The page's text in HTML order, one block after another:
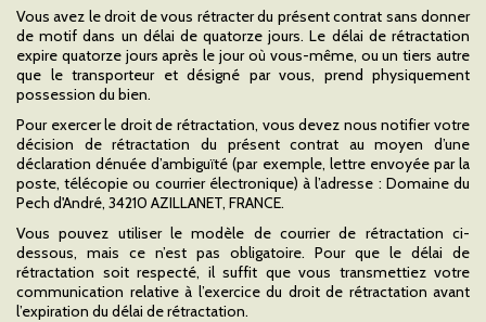
Vous avez le droit de vous rétracter du présent contrat sans donner
de motif dans un délai de quatorze jours. Le délai de rétractation
expire quatorze jours après le jour où vous-même, ou un tiers autre
que le transporteur et désigné par vous, prend physiquement
possession du bien.
Pour exercer le droit de rétractation, vous devez nous notifier votre
décision de rétractation du présent contrat au moyen d’une
déclaration dénuée d’ambiguïté (par exemple, lettre envoyée par la
poste, télécopie ou courrier électronique) à l’adresse : Domaine du
Pech d'André, 34210 AZILLANET, FRANCE.
Vous pouvez utiliser le modèle de courrier de rétractation ci-
dessous, mais ce n’est pas obligatoire. Pour que le délai de
rétractation soit respecté, il suffit que vous transmettiez votre
communication relative à l’exercice du droit de rétractation avant
l’expiration du délai de rétractation.